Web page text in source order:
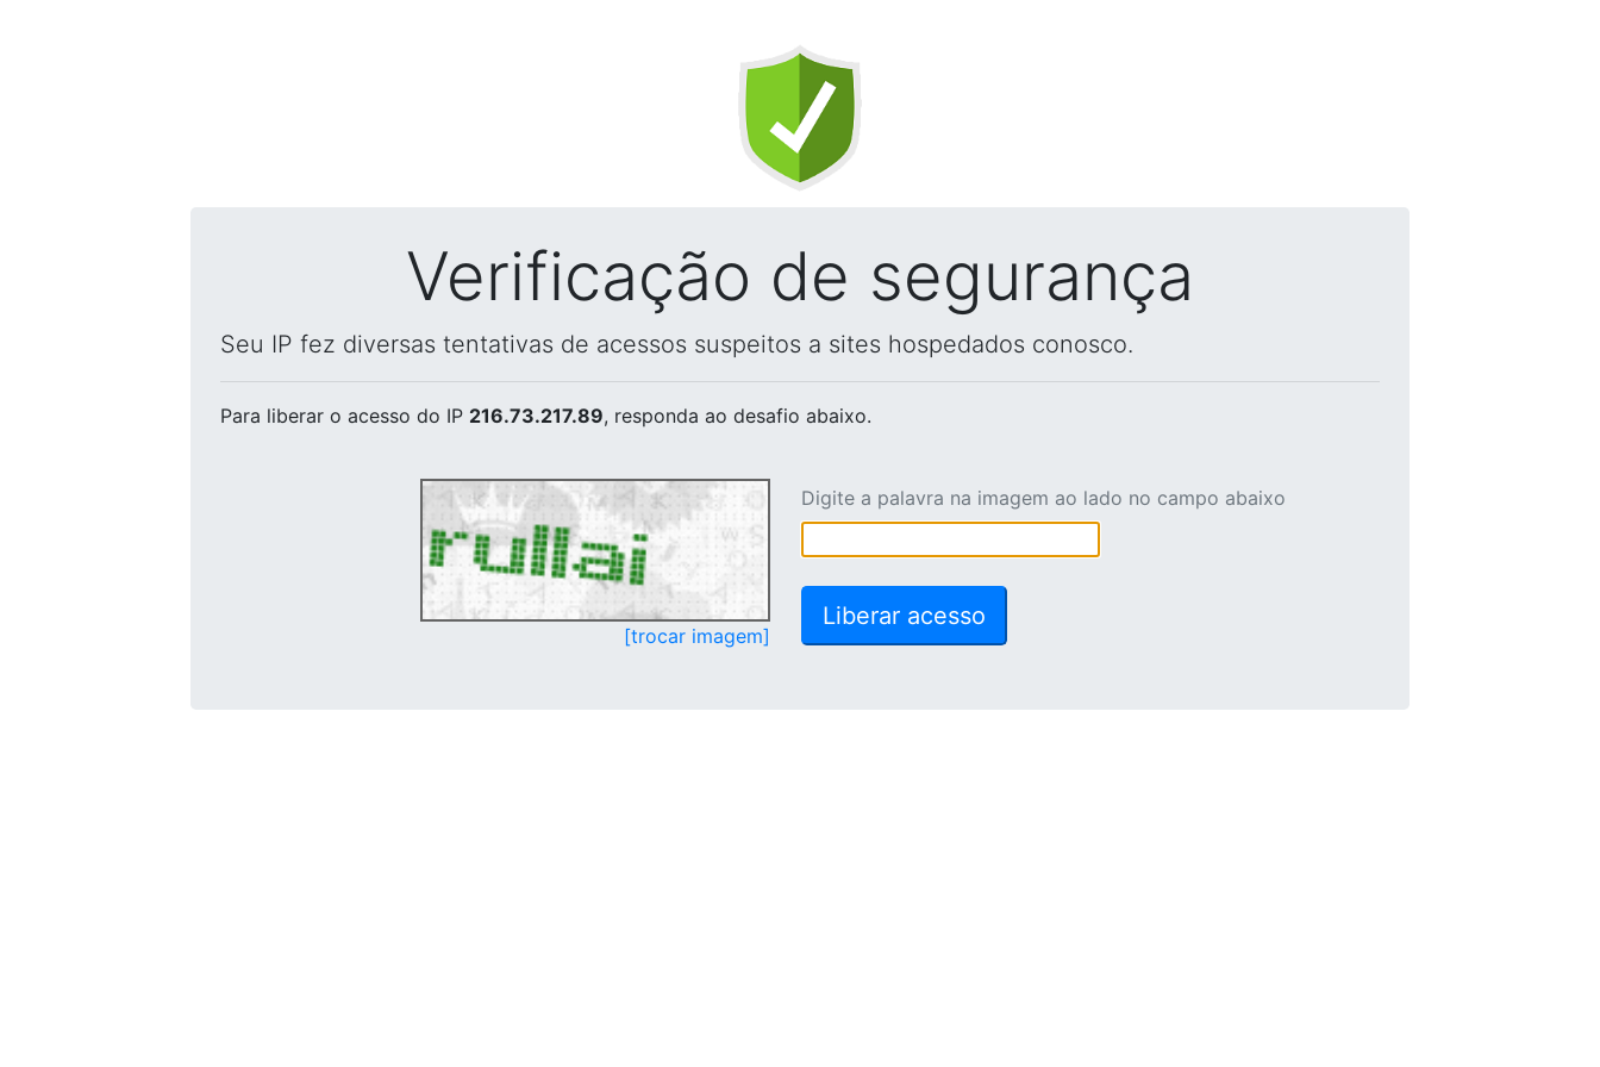
Verificação de segurança
Seu IP fez diversas tentativas de acessos suspeitos a sites hospedados conosco.
Para liberar o acesso do IP 216.73.217.89, responda ao desafio abaixo.
[trocar imagem]
Digite a palavra na imagem ao lado no campo abaixo